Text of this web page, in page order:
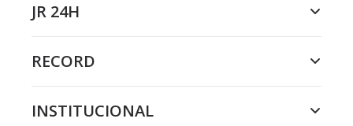
JR 24H
RECORD
INSTITUCIONAL